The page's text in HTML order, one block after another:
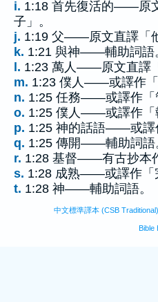
i. 1:18 首先復活的——原
子」。
j. 1:19 父——原文直譯「
k. 1:21 與神——輔助詞語
l. 1:23 萬人——原文直譯
m. 1:23 僕人——或譯作「
n. 1:25 任務——或譯作「
o. 1:25 僕人——或譯作「
p. 1:25 神的話語——或譯
q. 1:25 傳開——輔助詞語
r. 1:28 基督——有古抄本
s. 1:28 成熟——或譯作「
t. 1:28 神——輔助詞語。
中文標準譯本 (CSB
Bible